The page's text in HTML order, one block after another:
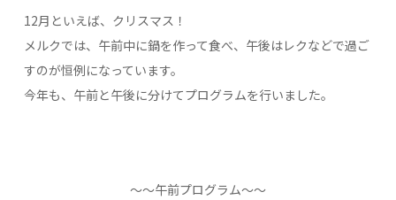
12月といえば、クリスマス！
メルクでは、午前中に鍋を作って食べ、午後はレクなどで過ご
すのが恒例になっています。
今年も、午前と午後に分けてプログラムを行いました。
～～午前プログラム～～